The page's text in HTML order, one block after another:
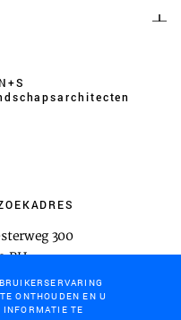
300
BH
ONTHOUDEN EN U
INFORMATIE TE